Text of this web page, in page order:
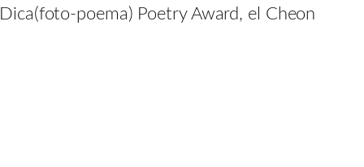
poema) Poetry Award, el Cheon